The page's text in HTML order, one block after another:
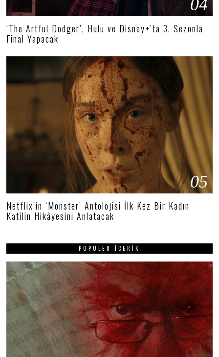
04
‘The Artful Dodger’, Hulu ve Disney+’ta 3. Sezonla
Final Yapacak
05
Netflix’in ‘Monster’ Antolojisi İlk Kez Bir Kadın
Katilin Hikâyesini Anlatacak
POPÜLER İÇERIK